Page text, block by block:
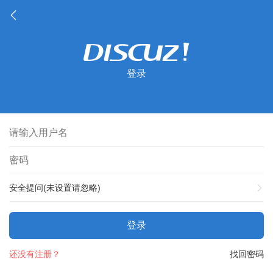
登录
安全提问(未设置请忽略)
登录
找回密码
还没有注册？